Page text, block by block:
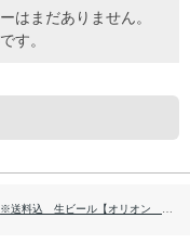
はまだありません。
す。
※送料込 生ビール【オリオン ザ・プレミアム 350ML×24本 】（ケース販売）